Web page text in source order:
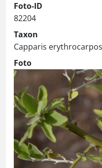
Foto-ID
82204
Taxon
Capparis
Foto